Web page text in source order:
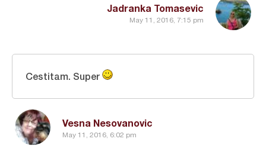
Jadranka Tomasevic
May 11, 2016, 7:15 pm
Vesna Nesovanovic
May 11, 2016, 6:02 pm
Cestitam. Super